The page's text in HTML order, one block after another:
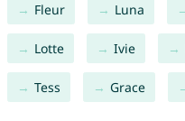
Fleur Luna
Lotte Ivie
Tess Grace